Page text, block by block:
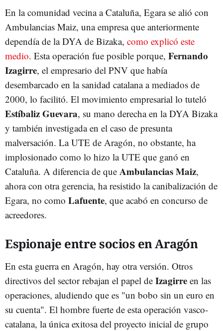
En la comunidad vecina a Cataluña, Egara se alió con
Ambulancias Maiz, una empresa que anteriormente
dependía de la DYA de Bizaka, como explicó este
medio. Esta operación fue posible porque, Fernando
Izagirre, el empresario del PNV que había
desembarcado en la sanidad catalana a mediados de
2000, lo facilitó. El movimiento empresarial lo tuteló
Estíbaliz Guevara, su mano derecha en la DYA Bizaka
y también investigada en el caso de presunta
malversación. La UTE de Aragón, no obstante, ha
implosionado como lo hizo la UTE que ganó en
Cataluña. A diferencia de que Ambulancias Maiz,
ahora con otra gerencia, ha resistido la canibalización de
Egara, no como Lafuente, que acabó en concurso de
acreedores.
Espionaje entre socios en Aragón
En esta guerra en Aragón, hay otra versión. Otros
directivos del sector rebajan el papel de Izagirre en las
operaciones, aludiendo que es "un bobo sin un euro en
su cuenta". El hombre fuerte de esta operación vasco-
catalana, la única exitosa del proyecto inicial de grupo